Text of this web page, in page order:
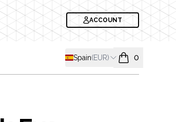
ACCOUNT
Shipping country
Spain(EUR) 0
items in cart,